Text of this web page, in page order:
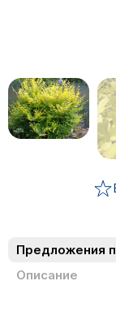
Предложения
Описание